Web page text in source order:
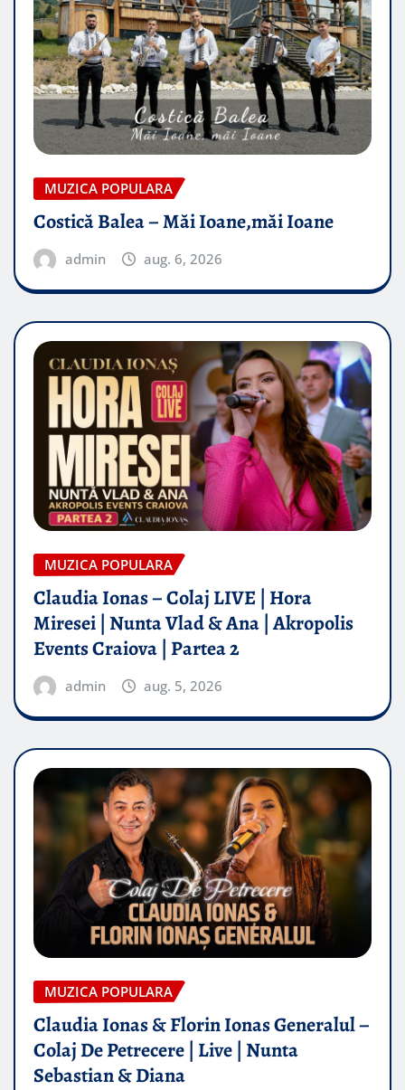
MUZICA POPULARA
Costică Balea – Măi Ioane,măi Ioane
admin aug. 6, 2026
MUZICA POPULARA
Claudia Ionas – Colaj LIVE | Hora
Miresei | Nunta Vlad & Ana | Akropolis
Events Craiova | Partea 2
admin aug. 5, 2026
MUZICA POPULARA
Claudia Ionas & Florin Ionas Generalul –
Colaj De Petrecere | Live | Nunta
Sebastian & Diana